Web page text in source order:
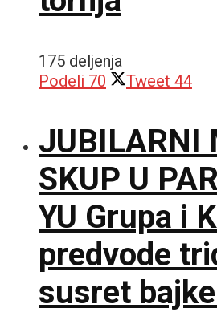
175 deljenja
Podeli 70 Tweet 44
JUBILARNI
SKUP U
YU Grupa i
predvode
susret